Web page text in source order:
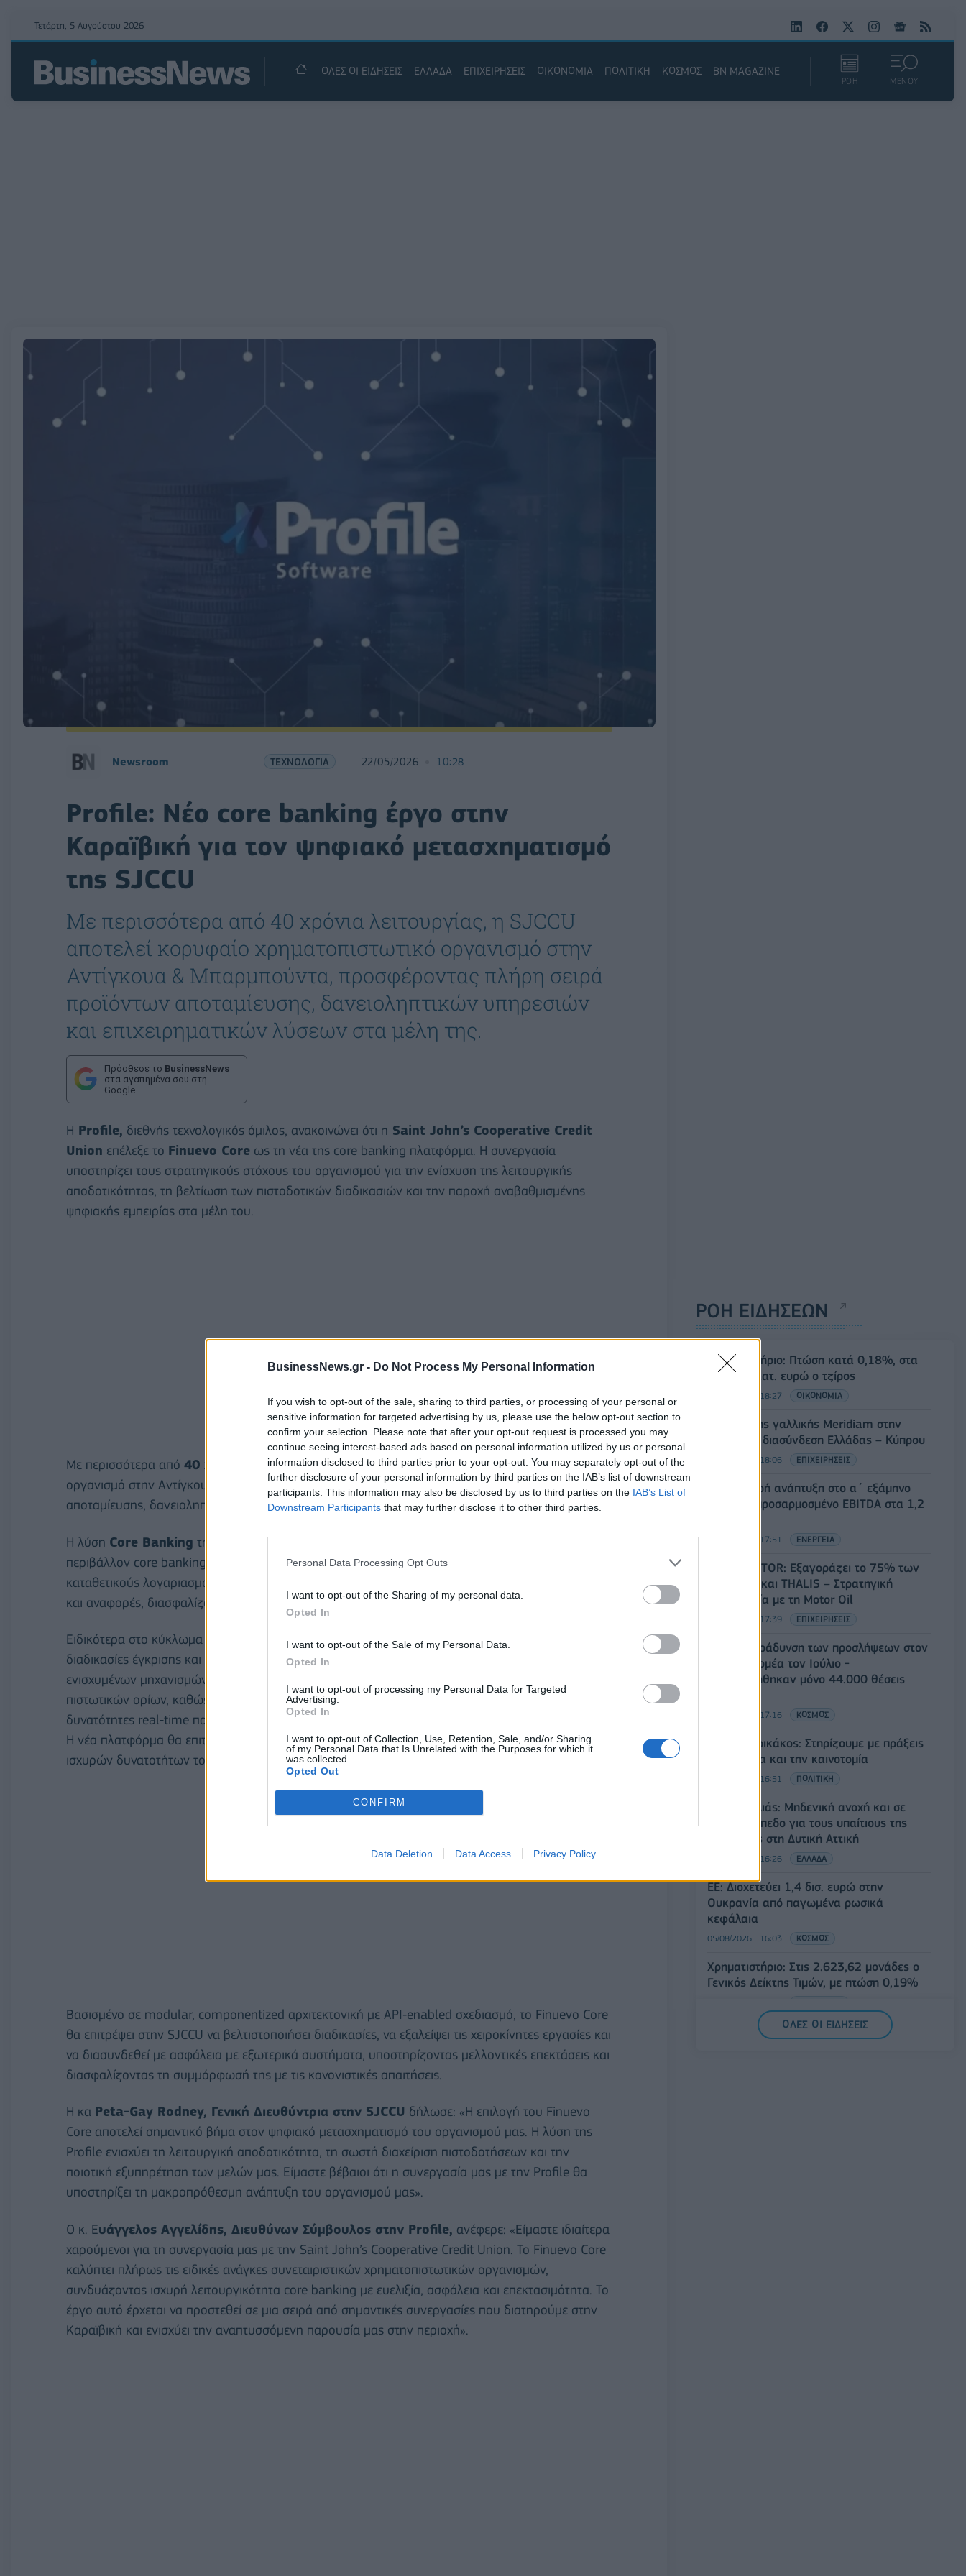
BusinessNews.gr - Do Not Process My Personal Information
If you wish to opt-out of the sale, sharing to third parties, or processing of your personal or
sensitive information for targeted advertising by us, please use the below opt-out section to
confirm your selection. Please note that after your opt-out request is processed you may
continue seeing interest-based ads based on personal information utilized by us or personal
information disclosed to third parties prior to your opt-out. You may separately opt-out of the
further disclosure of your personal information by third parties on the IAB’s list of downstream
participants. This information may also be disclosed by us to third parties on the IAB’s List of
Downstream Participants that may further disclose it to other third parties.
Personal Data Processing Opt Outs
I want to opt-out of the Sharing of my personal data.
Opted In
I want to opt-out of the Sale of my Personal Data.
Opted In
I want to opt-out of processing my Personal Data for Targeted
Advertising.
Opted In
I want to opt-out of Collection, Use, Retention, Sale, and/or Sharing
of my Personal Data that Is Unrelated with the Purposes for which it
was collected.
Opted Out
CONFIRM
Data Deletion Data Access Privacy Policy
Τετάρτη, 5 Αυγούστου 2026
ΟΛΕΣ ΟΙ ΕΙΔΗΣΕΙΣ ΕΛΛΑΔΑ ΕΠΙΧΕΙΡΗΣΕΙΣ ΟΙΚΟΝΟΜΙΑ ΠΟΛΙΤΙΚΗ ΚΟΣΜΟΣ BN MAGAZINE
ΡΟΗ ΜΕΝΟΥ
Νewsroom ΤΕΧΝΟΛΟΓΙΑ 22/05/2026 10:28
Profile: Νέο core banking έργο στην
Καραϊβική για τον ψηφιακό μετασχηματισμό
της SJCCU
Με περισσότερα από 40 χρόνια λειτουργίας, η SJCCU
αποτελεί κορυφαίο χρηματοπιστωτικό οργανισμό στην
Αντίγκουα & Μπαρμπούντα, προσφέροντας πλήρη σειρά
προϊόντων αποταμίευσης, δανειοληπτικών υπηρεσιών
και επιχειρηματικών λύσεων στα μέλη της.
Πρόσθεσε το BusinessNews
στα αγαπημένα σου στη
Google
Η Profile, διεθνής τεχνολογικός όμιλος, ανακοινώνει ότι η Saint John’s Cooperative Credit
Union επέλεξε το Finuevo Core ως τη νέα της core banking πλατφόρμα. Η συνεργασία
υποστηρίζει τους στρατηγικούς στόχους του οργανισμού για την ενίσχυση της λειτουργικής
αποδοτικότητας, τη βελτίωση των πιστοδοτικών διαδικασιών και την παροχή αναβαθμισμένης
ψηφιακής εμπειρίας στα μέλη του.
Με περισσότερα από 40 χρόνια λειτουργίας,ηSJCCUαποτελεί κορυφαίο χρηματοπιστωτικό
οργανισμό στην Αντίγκουα & Μπαρμπούντα, προσφέροντας πλήρη σειρά προϊόντων
αποταμίευσης, δανειοληπτικών υπηρεσιών και επιχειρηματικών λύσεων στα μέλη της.
Η λύση Core Banking της Profile θα προσφέρει στην SJCCU ένα ενιαίο, ολοκληρωμένο
περιβάλλον core banking που καλύπτει αποδοτικά την end‑to‑end διαχείριση μελών, με
καταθετικούς λογαριασμούς, χρεωστικές κάρτες, δανειοδοτήσεις, πληρωμές, συναλλαγές ταμείου
και αναφορές, διασφαλίζοντας αυτοματοποίηση, διαφάνεια και επεκτασιμότητα.
Ειδικότερα στο κύκλωμα των δανειοδοτήσεων, το Finuevo Coreθα βελτιστοποιήσει τις
διαδικασίες έγκρισης και διαχείρισης δανείων, μέσω αυτοματοποιημένων ροών εργασίας,
ενισχυμένων μηχανισμών αξιολόγησης και έγκρισης πιστώσεων, διαχείρισης εξασφαλίσεων και
πιστωτικών ορίων, καθώς και διαχείρισης καθυστερήσεων και είσπραξης, ενώ θα παρέχει
δυνατότητες real‑time παρακολούθησης του δανειακού χαρτοφυλακίου και ανάλυσης απόδοσης.
Η νέα πλατφόρμα θα επιταχύνει επίσης τη διάθεση νέων προϊόντων στην αγορά, μέσω των
ισχυρών δυνατοτήτων του product factory που διαθέτει.
Βασισμένο σε modular, componentized αρχιτεκτονική με API‑enabled σχεδιασμό, το Finuevo Core
θα επιτρέψει στην SJCCU να βελτιστοποιήσει διαδικασίες, να εξαλείψει τις χειροκίνητες εργασίες και
να διασυνδεθεί με ασφάλεια με εξωτερικά συστήματα, υποστηρίζοντας μελλοντικές επεκτάσεις και
διασφαλίζοντας τη συμμόρφωσή της με τις κανονιστικές απαιτήσεις.
Η κα Peta-Gay Rodney, Γενική Διευθύντρια στην SJCCU δήλωσε: «Η επιλογή του Finuevo
Core αποτελεί σημαντικό βήμα στον ψηφιακό μετασχηματισμό του οργανισμού μας. Η λύση της
Profile ενισχύει τη λειτουργική αποδοτικότητα, τη σωστή διαχείριση πιστοδοτήσεων και την
ποιοτική εξυπηρέτηση των μελών μας. Είμαστε βέβαιοι ότι η συνεργασία μας με την Profile θα
υποστηρίξει τη μακροπρόθεσμη ανάπτυξη του οργανισμού μας».
Ο κ. Ευάγγελος Αγγελίδης, Διευθύνων Σύμβουλος στην Profile, ανέφερε: «Είμαστε ιδιαίτερα
χαρούμενοι για τη συνεργασία μας με την Saint John’s Cooperative Credit Union. Το Finuevo Core
καλύπτει πλήρως τις ειδικές ανάγκες συνεταιριστικών χρηματοπιστωτικών οργανισμών,
συνδυάζοντας ισχυρή λειτουργικότητα core banking με ευελιξία, ασφάλεια και επεκτασιμότητα. Το
έργο αυτό έρχεται να προστεθεί σε μια σειρά από σημαντικές συνεργασίες που διατηρούμε στην
Καραϊβική και ενισχύει την αναπτυσσόμενη παρουσία μας στην περιοχή».
ΡΟΗ ΕΙΔΗΣΕΩΝ
Χρηματιστήριο: Πτώση κατά 0,18%, στα
315,71 εκατ. ευρώ ο τζίρος
05/08/2026 - 18:27 ΟΙΚΟΝΟΜΙΑ
Είσοδος της γαλλικής Meridiam στην
ηλεκτρική διασύνδεση Ελλάδας – Κύπρου
05/08/2026 - 18:06 ΕΠΙΧΕΙΡΗΣΕΙΣ
ΔΕΗ: Ισχυρή ανάπτυξη στο α΄ εξάμηνο
2026 με προσαρμοσμένο EBITDA στα 1,2
05/08/2026 - 17:51 ΕΝΕΡΓΕΙΑ
Όμιλος AKTOR: Εξαγοράζει το 75% των
ΗΛΕΚΤΩΡ και THALIS – Στρατηγική
συνεργασία με τη Motor Oil
05/08/2026 - 17:39 ΕΠΙΧΕΙΡΗΣΕΙΣ
ΗΠΑ: Επιβράδυνση των προσλήψεων στον
ιδιωτικό τομέα τον Ιούλιο -
Δημιουργήθηκαν μόνο 44.000 θέσεις
05/08/2026 - 17:16 ΚΟΣΜΟΣ
Τ. Θεοδωρικάκος: Στηρίζουμε με πράξεις
την έρευνα και την καινοτομία
05/08/2026 - 16:51 ΠΟΛΙΤΙΚΗ
Ν. Χαρδαλιάς: Μηδενική ανοχή και σε
νομικό επίπεδο για τους υπαίτιους της
πυρκαγιάς στη Δυτική Αττική
05/08/2026 - 16:26 ΕΛΛΑΔΑ
ΕΕ: Διοχετεύει 1,4 δισ. ευρώ στην
Ουκρανία από παγωμένα ρωσικά
κεφάλαια
05/08/2026 - 16:03 ΚΟΣΜΟΣ
Χρηματιστήριο: Στις 2.623,62 μονάδες ο
Γενικός Δείκτης Τιμών, με πτώση 0,19%
Συνάλλαγμα: Το ευρώ ενισχύεται κατά
ΟΛΕΣ ΟΙ ΕΙΔΗΣΕΙΣ